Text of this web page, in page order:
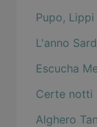
Pupo,
L'anno
Escucha
Certe notti
Alghero